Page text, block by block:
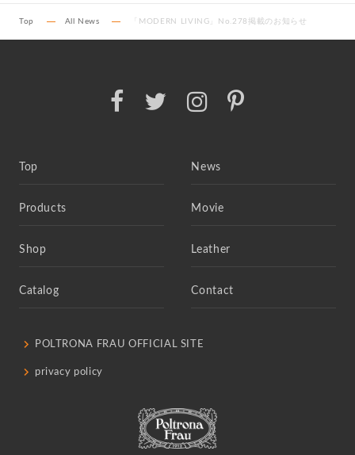
Top All News 「MODERN LIVING」No.278掲載のお知らせ
Top News
Products Movie
Shop Leather
Catalog Contact
POLTRONA FRAU OFFICIAL SITE
privacy policy